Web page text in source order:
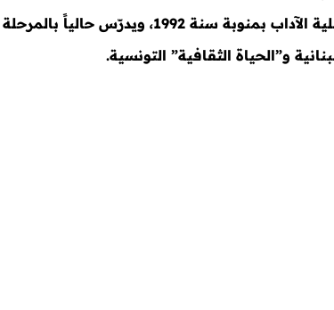
بمنوبة سنة 1992، ويدر
س حالياً بالمرحلة
و”الحياة الثقافية” التونسية.